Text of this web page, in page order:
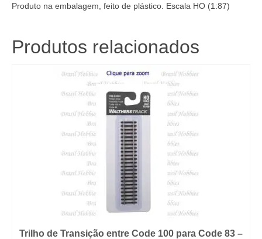
Produto na embalagem, feito de plástico. Escala HO (1:87)
Produtos relacionados
Trilho de Transição entre Code 100 para Code 83 –